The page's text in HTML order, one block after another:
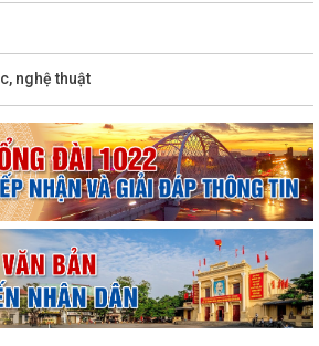
nghệ thuật
XÃ TRƯỜNG TÂN HÈ NĂM 2026
dịch làm sạch dữ liệu y tế và tạo lập Sổ
thống ngành Tuyên giáo của Đảng
nối truyền...
DÂN TRONG XÂY DỰNG THÀNH PHỐ